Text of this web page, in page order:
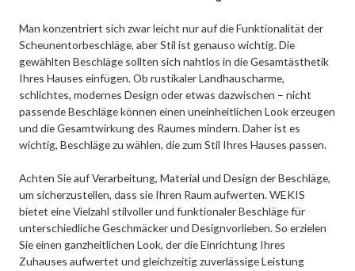
Man konzentriert sich zwar leicht nur auf die Funktionalität der
Scheunentorbeschläge, aber Stil ist genauso wichtig. Die
gewählten Beschläge sollten sich nahtlos in die Gesamtästhetik
Ihres Hauses einfügen. Ob rustikaler Landhauscharme,
schlichtes, modernes Design oder etwas dazwischen – nicht
passende Beschläge können einen uneinheitlichen Look erzeugen
und die Gesamtwirkung des Raumes mindern. Daher ist es
wichtig, Beschläge zu wählen, die zum Stil Ihres Hauses passen.
Achten Sie auf Verarbeitung, Material und Design der Beschläge,
um sicherzustellen, dass sie Ihren Raum aufwerten. WEKIS
bietet eine Vielzahl stilvoller und funktionaler Beschläge für
unterschiedliche Geschmäcker und Designvorlieben. So erzielen
Sie einen ganzheitlichen Look, der die Einrichtung Ihres
Zuhauses aufwertet und gleichzeitig zuverlässige Leistung